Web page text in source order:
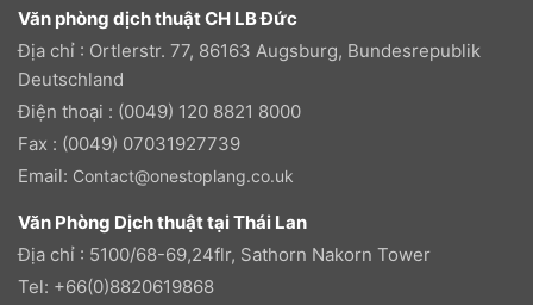
Văn phòng dịch thuật CH LB Đức
Địa chỉ : Ortlerstr. 77, 86163 Augsburg, Bundesrepublik
Deutschland
Điện thoại : (0049) 120 8821 8000
Fax : (0049) 07031927739
Email: Contact@onestoplang.co.uk
Văn Phòng Dịch thuật tại Thái Lan
Địa chỉ : 5100/68-69,24flr, Sathorn Nakorn Tower
Tel: +66(0)8820619868